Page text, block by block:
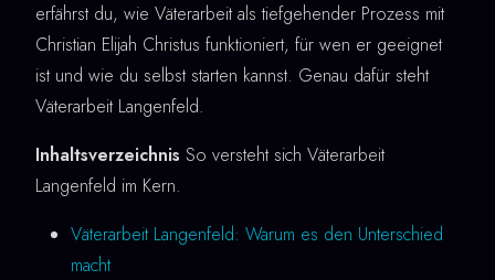
erfährst du, wie Väterarbeit als tiefgehender Prozess mit
Christian Elijah Christus funktioniert, für wen er geeignet
ist und wie du selbst starten kannst. Genau dafür steht
Väterarbeit Langenfeld.
Inhaltsverzeichnis So versteht sich Väterarbeit
Langenfeld im Kern.
Väterarbeit Langenfeld: Warum es den Unterschied
macht